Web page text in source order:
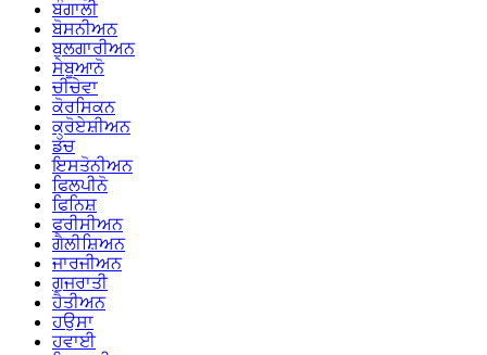
ਬੰਗਾਲੀ
ਬੋਸਨੀਅਨ
ਬੁਲਗਾਰੀਅਨ
ਸੇਬੂਆਨੋ
ਚੀਚੇਵਾ
ਕੋਰਸਿਕਨ
ਕ੍ਰੋਏਸ਼ੀਅਨ
ਡੱਚ
ਇਸਤੋਨੀਅਨ
ਫਿਲਪੀਨੋ
ਫਿਨਿਸ਼
ਫਰੀਸੀਅਨ
ਗੈਲੀਸ਼ਿਅਨ
ਜਾਰਜੀਅਨ
ਗੁਜਰਾਤੀ
ਹੈਤੀਅਨ
ਹਉਸਾ
ਹਵਾਈ